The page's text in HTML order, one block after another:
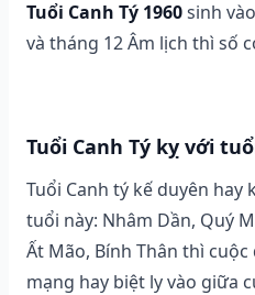
Tuổi Canh Tý 1960sinh
và tháng 12 Âm lịch thì số
Tuổi Canh Tý kỵ với
Tuổi Canh tý kế duyên
tuổi này: Nhâm Dần, Quý
Ất Mão, Bính Thân thì
mạng hay biệt ly vào giữa